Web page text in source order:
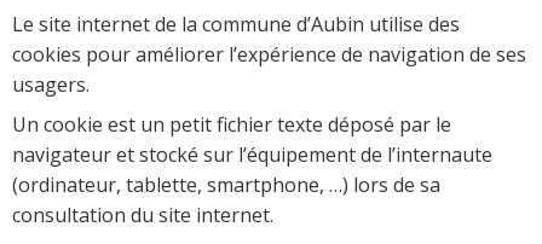
Le site internet de la commune d’Aubin utilise des
cookies pour améliorer l’expérience de navigation de ses
usagers.
Un cookie est un petit fichier texte déposé par le
navigateur et stocké sur l’équipement de l’internaute
(ordinateur, tablette, smartphone, …) lors de sa
consultation du site internet.